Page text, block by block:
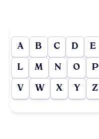
A B C D E
L M N O P
V W X Y Z